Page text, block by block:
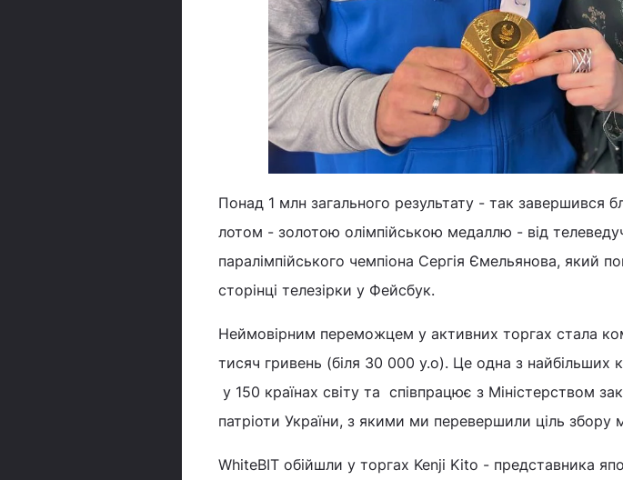
Понад 1 млн загального результату - так завершився
лотом - золотою олімпійською медаллю - від
паралімпійського чемпіона Сергія Ємельянова, який
сторінці телезірки у Фейсбук.
Неймовірним переможцем у активних торгах стала
тисяч гривень (біля 30 000 у.о). Це одна з найбільших
у 150 країнах світу та співпрацює з Міністерством
патріоти України, з якими ми перевершили ціль
WhiteBIT обійшли у торгах Kenji Kito - представника